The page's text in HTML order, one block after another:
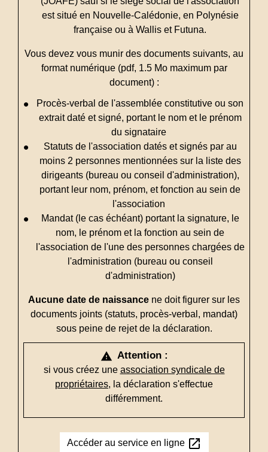
est situé en Nouvelle-Calédonie, en Polynésie
française ou à Wallis et Futuna.
Vous devez vous munir des documents suivants, au
format numérique (pdf, 1.5 Mo maximum par
document) :
Procès-verbal de l'assemblée constitutive ou son
extrait daté et signé, portant le nom et le prénom
du signataire
Statuts de l'association datés et signés par au
moins 2 personnes mentionnées sur la liste des
dirigeants (bureau ou conseil d'administration),
portant leur nom, prénom, et fonction au sein de
l'association
Mandat (le cas échéant) portant la signature, le
nom, le prénom et la fonction au sein de
l'association de l'une des personnes chargées de
l'administration (bureau ou conseil
d'administration)
Aucune date de naissance ne doit figurer sur les
documents joints (statuts, procès-verbal, mandat)
sous peine de rejet de la déclaration.
warning Attention :
si vous créez une association syndicale de
propriétaires, la déclaration s'effectue
différemment.
Accéder au service en ligne open_in_new